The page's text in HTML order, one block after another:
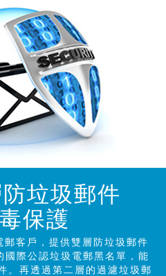
垃圾郵件
保護
客戶，提供雙層防垃圾郵件
國際公認垃圾電郵黑名單，能
再透過第二層的過濾垃圾郵